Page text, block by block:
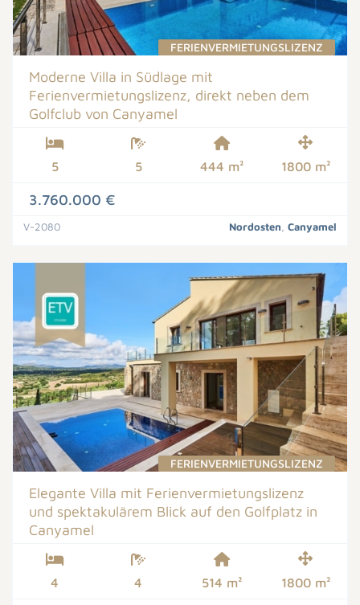
FERIENVERMIETUNGSLIZENZ
Moderne Villa in Südlage mit
Ferienvermietungslizenz, direkt neben dem
Golfclub von Canyamel
5 5 444 m² 1800 m²
3.760.000 €
V-2080 Nordosten Canyamel
FERIENVERMIETUNGSLIZENZ
Elegante Villa mit Ferienvermietungslizenz
und spektakulärem Blick auf den Golfplatz in
Canyamel
4 4 514 m² 1800 m²